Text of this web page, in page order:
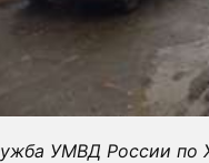
УМВД России по